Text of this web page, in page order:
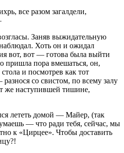
все разом загалдели,
Заняв выжидательную
Хоть он и ожидал
вот, вот — готова была выйти
пришла пора вмешаться, он,
и посмотрев как тот
со свистом, по всему залу
же наступившей тишине,
лететь домой — Майер, (так
— что ради тебя, сейчас, мы
к «Цирцее». Чтобы доставить